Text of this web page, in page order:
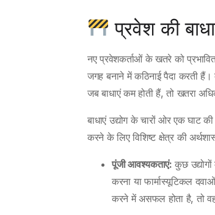
प्रवेश की
नए प्रवेशकर्ताओं के खतरे को
जगह बनाने में कठिनाई पैदा करती हैं।
जब बाधाएं कम होती हैं, तो खतरा
बाधाएं उद्योग के चारों ओर एक घाट
करने के लिए विशिष्ट क्षेत्र की
पूंजी आवश्यकताएं: कुछ
करना या फार्मास्यूटिकल
करने में असफल होता है, तो